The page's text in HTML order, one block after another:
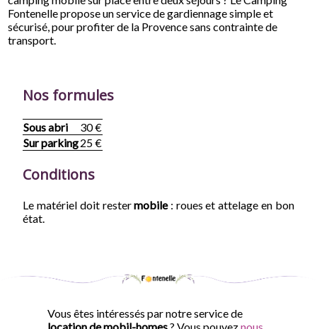
Fontenelle propose un service de gardiennage simple et
sécurisé, pour profiter de la Provence sans contrainte de
transport.
Nos formules
Sous abri
30 €
Sur parking25 €
Conditions
Le matériel doit restermobile: roues et attelage en bon
état.
Vous êtes intéressés par notre service de